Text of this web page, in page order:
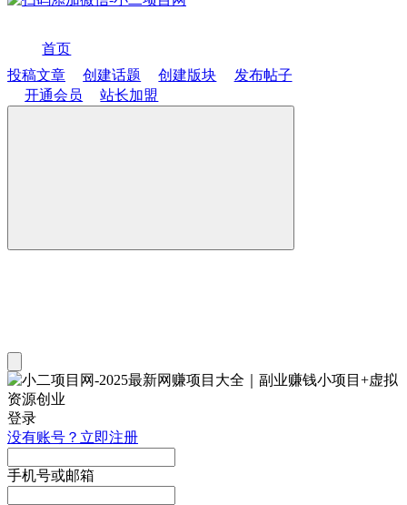
首页
投稿文章
创建话题 创建版块
发布帖子
开通会员
站长加盟
登录
没有账号？立即注册
手机号或邮箱